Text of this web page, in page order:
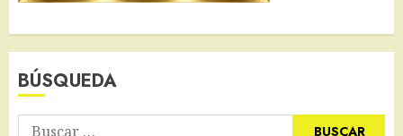
BÚSQUEDA
Buscar: